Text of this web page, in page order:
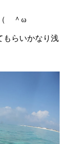
（ ＾ω
もらいかなり浅